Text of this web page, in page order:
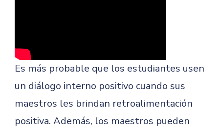
Es más probable que los estudiantes usen
un diálogo interno positivo cuando sus
maestros les brindan retroalimentación
positiva. Además, los maestros pueden